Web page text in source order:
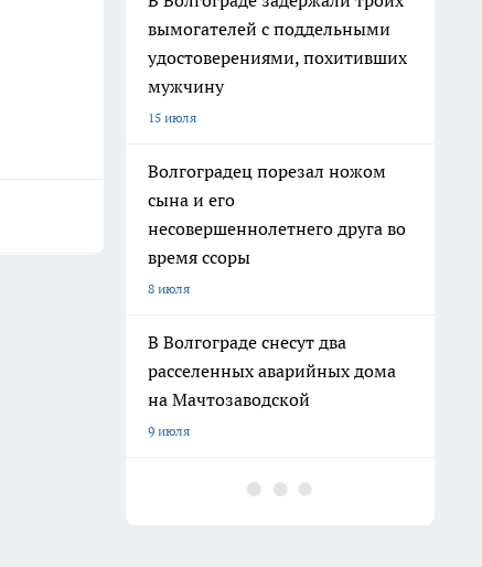
вымогателей с поддельными
удостоверениями, похитивших
мужчину
15 июля